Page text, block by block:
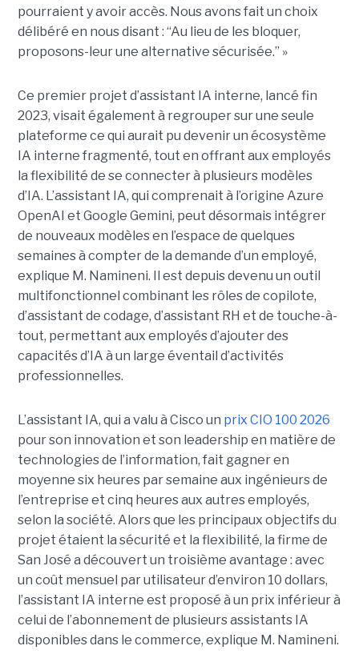
pourraient y avoir accès. Nous avons fait un choix
délibéré en nous disant : “Au lieu de les bloquer,
proposons-leur une alternative sécurisée.” »
Ce premier projet d’assistant IA interne, lancé fin
2023, visait également à regrouper sur une seule
plateforme ce qui aurait pu devenir un écosystème
IA interne fragmenté, tout en offrant aux employés
la flexibilité de se connecter à plusieurs modèles
d’IA. L’assistant IA, qui comprenait à l’origine Azure
OpenAI et Google Gemini, peut désormais intégrer
de nouveaux modèles en l’espace de quelques
semaines à compter de la demande d’un employé,
explique M. Namineni. Il est depuis devenu un outil
multifonctionnel combinant les rôles de copilote,
d’assistant de codage, d’assistant RH et de touche-à-
tout, permettant aux employés d’ajouter des
capacités d’IA à un large éventail d’activités
professionnelles.
L’assistant IA, qui a valu à Cisco un prix CIO 100 2026
pour son innovation et son leadership en matière de
technologies de l’information, fait gagner en
moyenne six heures par semaine aux ingénieurs de
l’entreprise et cinq heures aux autres employés,
selon la société. Alors que les principaux objectifs du
projet étaient la sécurité et la flexibilité, la firme de
San José a découvert un troisième avantage : avec
un coût mensuel par utilisateur d’environ 10 dollars,
l’assistant IA interne est proposé à un prix inférieur à
celui de l’abonnement de plusieurs assistants IA
disponibles dans le commerce, explique M. Namineni.